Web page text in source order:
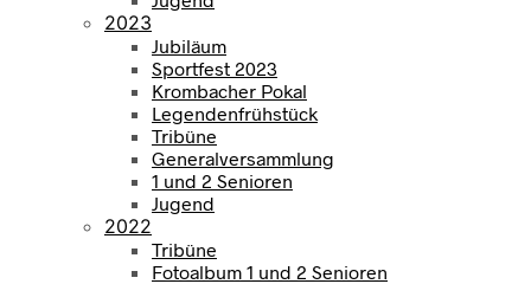
2023
Jubiläum
Sportfest 2023
Krombacher Pokal
Legendenfrühstück
Tribüne
Generalversammlung
1 und 2 Senioren
Jugend
2022
Tribüne
Fotoalbum 1 und 2 Senioren